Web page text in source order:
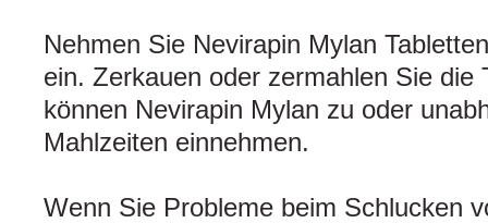
Nehmen Sie Nevirapin Mylan
ein. Zerkauen oder zermahlen Sie die
können Nevirapin Mylan zu oder
Mahlzeiten einnehmen.
Wenn Sie Probleme beim Schlucken